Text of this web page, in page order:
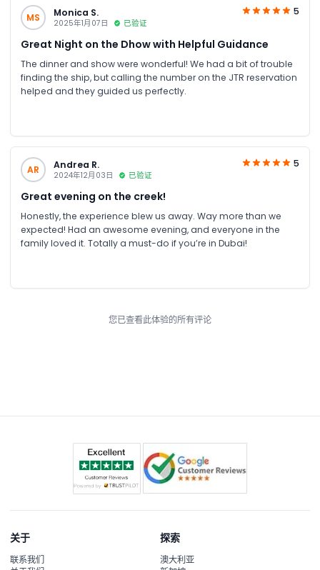
served throughout, and overall it was a really fun evening and
great value for money!
MS Monica S.
2025年1月07日 已验证
5
Great Night on the Dhow with Helpful Guidance
The dinner and show were wonderful! We had a bit of trouble
finding the ship, but calling the number on the JTR reservation
helped and they guided us perfectly.
AR Andrea R.
2024年12月03日 已验证
5
Great evening on the creek!
Honestly, the experience blew us away. Way more than we
expected! Had an awesome evening, and everyone in the
family loved it. Totally a must-do if you’re in Dubai!
您已查看此体验的所有评论
关于
联系我们
探索
澳大利亚